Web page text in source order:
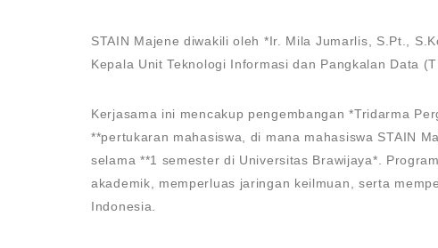
STAIN Majene diwakili oleh *Ir. Mila Jumarlis, S.Pt.,
Kepala Unit Teknologi Informasi dan Pangkalan Data
Kerjasama ini mencakup pengembangan *Tridarma
**pertukaran mahasiswa, di mana mahasiswa STAIN
selama **1 semester di Universitas Brawijaya*.
akademik, memperluas jaringan keilmuan, serta
Indonesia.